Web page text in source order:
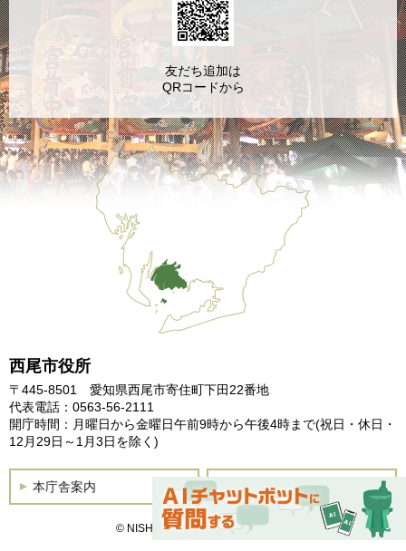
西尾市役所
〒445-8501 愛知県西尾市寄住町下田22番地
代表電話：0563-56-2111
開庁時間：月曜日から金曜日午前9時から午後4時まで(祝日・休日・
12月29日～1月3日を除く)
本庁舎案内 土曜開庁
© NISHIO City, All Rights Reserved.
友だち追加は
QRコードから